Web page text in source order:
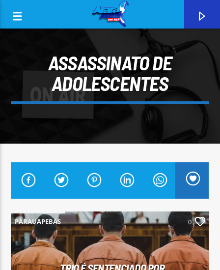
CURRENT TRACK
ARARA AZUL FM 96,9
ASSASSINATO DE
ADOLESCENTES
PARAUAPEBAS 0